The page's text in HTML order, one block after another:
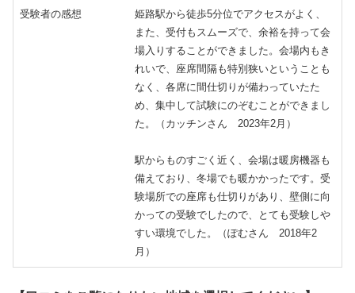
受験者の感想
姫路駅から徒歩5分位でアクセスがよく、
また、受付もスムーズで、余裕を持って会
場入りすることができました。会場内もき
れいで、座席間隔も特別狭いということも
なく、各席に間仕切りが備わっていたた
め、集中して試験にのぞむことができまし
た。（カッチンさん 2023年2月）
駅からものすごく近く、会場は暖房機器も
備えており、冬場でも暖かかったです。受
験場所での座席も仕切りがあり、壁側に向
かっての受験でしたので、とても受験しや
すい環境でした。（ぽむさん 2018年2
月）